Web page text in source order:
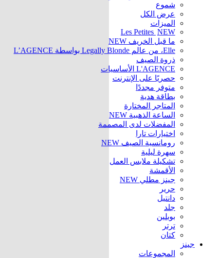
شموع
عرض الكل
الميزات
Les Petites NEW
ما قبل الخريف NEW
Elle، من عالم Legally Blonde بواسطة L’AGENCE
ذروة الصيف
L'AGENCE الأساسيات
حصريًا على الإنترنت
متوفر مجددًا
بطاقة هدية
المتاجر المختارة
الساعة الذهبية NEW
المفضلات لدى المصممة
اختيارات تارا
رومانسية الصيف NEW
سهرة ليلية
تشكيلة ملابس العمل
الأقمشة
جينز مطلي NEW
حرير
دانتيل
جلد
بوبلين
ترتر
كتان
جينز
المجموعات